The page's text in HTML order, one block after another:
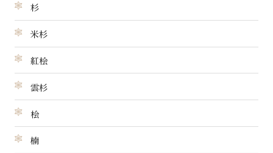
杉
米杉
紅桧
雲杉
桧
楠